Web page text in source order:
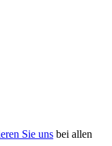
Sie uns bei allen